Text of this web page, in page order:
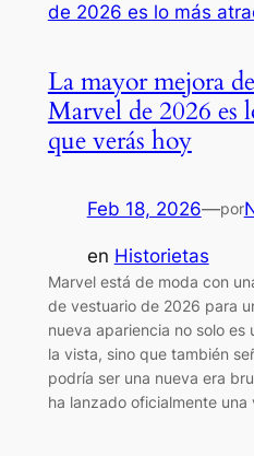
La mayor mejora
Marvel de 2026 es
que verás hoy
Feb 18, 2026—por
en Historietas
Marvel está de moda con
de vestuario de 2026 para
nueva apariencia no solo
la vista, sino que también
podría ser una nueva era
ha lanzado oficialmente